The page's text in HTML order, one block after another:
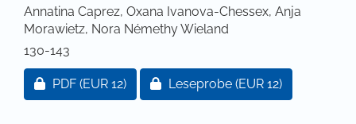
Annatina Caprez, Oxana Ivanova-Chessex, Anja
Morawietz, Nora Némethy Wieland
130-143
Zugang für Abonnent/innen oder durch Zahlung
PDF (EUR 12) Zugang für Abonnent/innen
Leseprobe (EUR 12)